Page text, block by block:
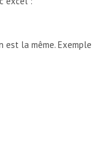
la même. Exemple
POUR UN